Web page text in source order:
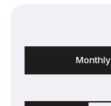
Monthly